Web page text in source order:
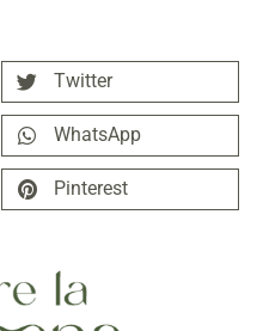
Twitter
WhatsApp
Pinterest